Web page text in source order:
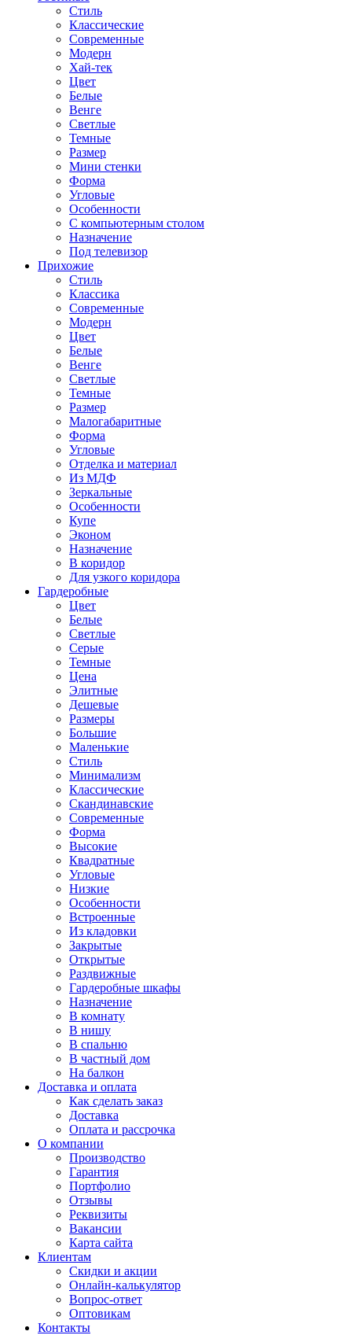
Стиль
Классические
Современные
Модерн
Хай-тек
Цвет
Белые
Венге
Светлые
Темные
Размер
Мини стенки
Форма
Угловые
Особенности
С компьютерным столом
Назначение
Под телевизор
Прихожие
Стиль
Классика
Современные
Модерн
Цвет
Белые
Венге
Светлые
Темные
Размер
Малогабаритные
Форма
Угловые
Отделка и материал
Из МДФ
Зеркальные
Особенности
Купе
Эконом
Назначение
В коридор
Для узкого коридора
Гардеробные
Цвет
Белые
Светлые
Серые
Темные
Цена
Элитные
Дешевые
Размеры
Большие
Маленькие
Стиль
Минимализм
Классические
Скандинавские
Современные
Форма
Высокие
Квадратные
Угловые
Низкие
Особенности
Встроенные
Из кладовки
Закрытые
Открытые
Раздвижные
Гардеробные шкафы
Назначение
В комнату
В нишу
В спальню
В частный дом
На балкон
Доставка и оплата
Как сделать заказ
Доставка
Оплата и рассрочка
О компании
Производство
Гарантия
Портфолио
Отзывы
Реквизиты
Вакансии
Карта сайта
Клиентам
Скидки и акции
Онлайн-калькулятор
Вопрос-ответ
Оптовикам
Контакты